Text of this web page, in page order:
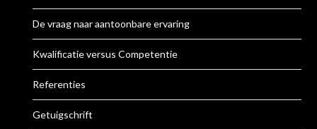
De vraag naar aantoonbare ervaring
Kwalificatie versus Competentie
Referenties
Getuigschrift